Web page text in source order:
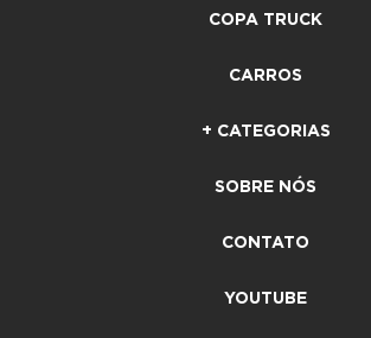
COPA TRUCK
CARROS
+ CATEGORIAS
SOBRE NÓS
CONTATO
YOUTUBE